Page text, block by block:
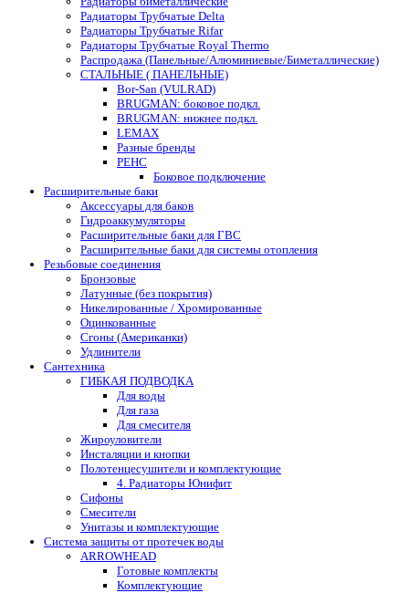
Радиаторы Трубчатые Delta
Радиаторы Трубчатые Rifar
Радиаторы Трубчатые Royal Thermo
Распродажа (Панельные/Алюминиевые/Биметаллические)
СТАЛЬНЫЕ ( ПАНЕЛЬНЫЕ)
Bor-San (VULRAD)
BRUGMAN: боковое подкл.
BRUGMAN: нижнее подкл.
LEMAX
Разные бренды
РЕНС
Боковое подключение
Расширительные баки
Аксессуары для баков
Гидроаккумуляторы
Расширительные баки для ГВС
Расширительные баки для системы отопления
Резьбовые соединения
Бронзовые
Латунные (без покрытия)
Никелированные / Хромированные
Оцинкованные
Сгоны (Американки)
Удлинители
Сантехника
ГИБКАЯ ПОДВОДКА
Для воды
Для газа
Для смесителя
Жироуловители
Инсталяции и кнопки
Полотенцесушители и комплектующие
4. Радиаторы Юнифит
Сифоны
Смесители
Унитазы и комплектующие
Система защиты от протечек воды
ARROWHEAD
Готовые комплекты
Комплектующие